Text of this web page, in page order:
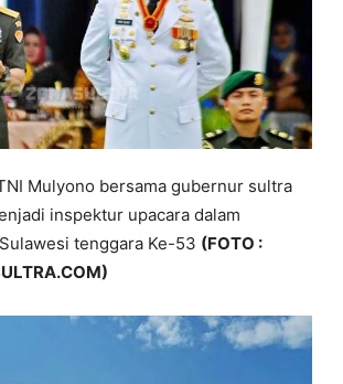
Mulyono bersama gubernur sultra
inspektur upacara dalam
tenggara Ke-53 (FOTO :